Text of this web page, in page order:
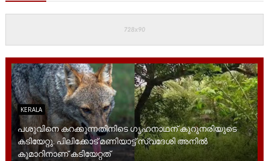
KERALA
പശുവിനെ കറക്കുന്നതിനിടെ ഗൃഹനാഥന് കുറുനരിയുടെ
കടിയേറ്റു. പിലിക്കോട് മണിയാട്ട് സ്വദേശി അനിൽ
കുമാറിനാണ് കടിയേറ്റത്